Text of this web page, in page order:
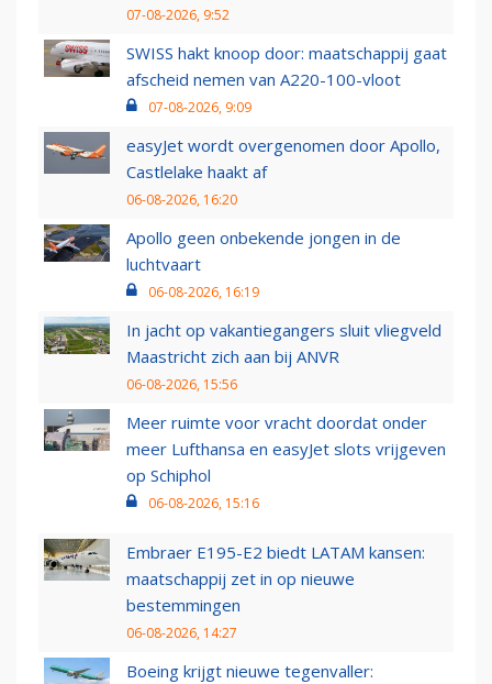
07-08-2026, 9:52
SWISS hakt knoop door: maatschappij gaat
afscheid nemen van A220-100-vloot
07-08-2026, 9:09
easyJet wordt overgenomen door Apollo,
Castlelake haakt af
06-08-2026, 16:20
Apollo geen onbekende jongen in de
luchtvaart
06-08-2026, 16:19
In jacht op vakantiegangers sluit vliegveld
Maastricht zich aan bij ANVR
06-08-2026, 15:56
Meer ruimte voor vracht doordat onder
meer Lufthansa en easyJet slots vrijgeven
op Schiphol
06-08-2026, 15:16
Embraer E195-E2 biedt LATAM kansen:
maatschappij zet in op nieuwe
bestemmingen
06-08-2026, 14:27
Boeing krijgt nieuwe tegenvaller: